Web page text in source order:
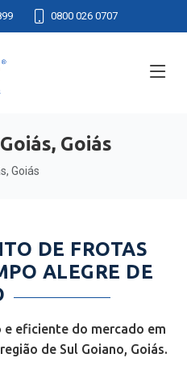
0800 026 0707
Goiás
Goiás
DE FROTAS
ALEGRE DE
eficiente do mercado em
de Sul Goiano, Goiás.